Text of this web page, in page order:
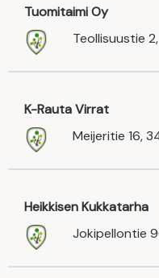
Tuomitaimi Oy
Teollisuustie
K-Rauta Virrat
Meijeritie 16,
Heikkisen Kukkatarha
Jokipellontie